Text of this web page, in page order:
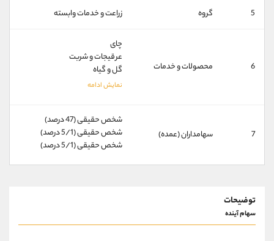
5 گروه زراعت و خدمات وابسته
6 محصولات و خدمات
چای
عرقیجات و شربت
گل و گیاه
7 سهامداران (عمده)
شخص حقیقی (47 درصد)
شخص حقیقی (5/1 درصد)
شخص حقیقی (5/1 درصد)
توضیحات
سهام آینده